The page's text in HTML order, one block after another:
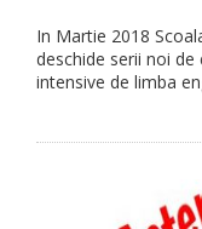
In Martie 2018
deschide serii noi de
intensive de limba